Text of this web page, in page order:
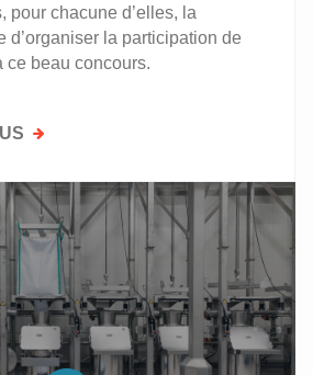
pour chacune d’elles, la
d’organiser la participation de
ce beau concours.
SUR
EN
PRATIQUE:
VADE-
MECUM
DESTINATION
DES
PROFESSEURS